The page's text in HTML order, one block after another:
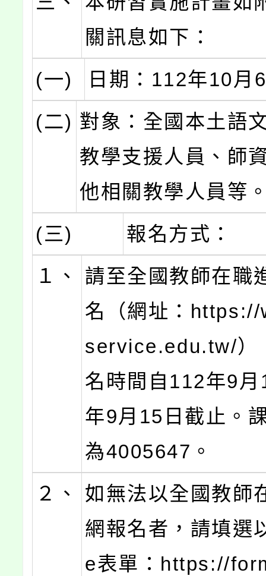
關訊息如下：
(一)
日期：112年10月
(二) 對象：全國本土語
教學支援人員、師
他相關教學人員等
(三)
報名方式：
１、
請至全國教師在職
名（網址：
service.edu.tw/）
名時間自112年9
年9月15日截止。
為4005647。
２、
如無法以全國教師
網報名者，請填選
e表單：https://